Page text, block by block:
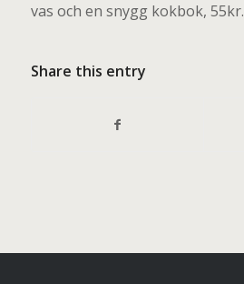
vas och en snygg kokbok, 55kr.
Share this entry